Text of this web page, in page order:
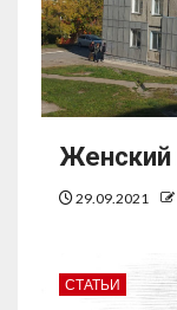
Женский
29.09.2021
СТАТЬИ